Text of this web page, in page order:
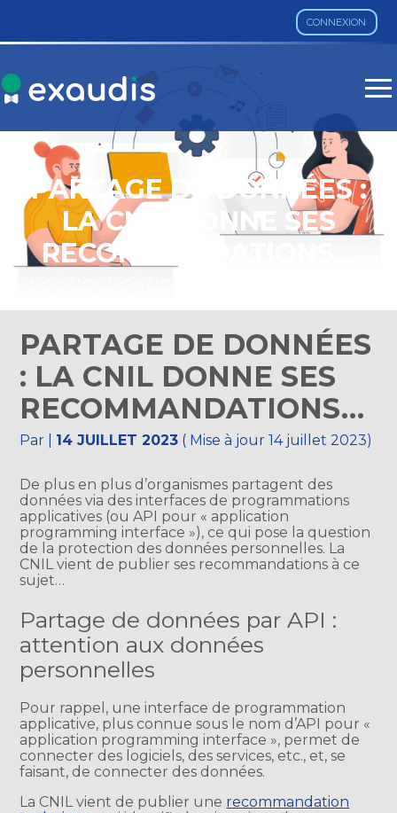
CONNEXION
Aller
PARTAGE DE DONNÉES :
LA CNIL DONNE SES
RECOMMANDATIONS…
PARTAGE DE DONNÉES
: LA CNIL DONNE SES
RECOMMANDATIONS…
Par 14 JUILLET 2023 ( Mise à jour 14 juillet 2023)
De plus en plus d’organismes partagent des
données via des interfaces de programmations
applicatives (ou API pour « application
programming interface »), ce qui pose la question
de la protection des données personnelles. La
CNIL vient de publier ses recommandations à ce
sujet…
Partage de données par API :
attention aux données
personnelles
Pour rappel, une interface de programmation
applicative, plus connue sous le nom d’API pour «
application programming interface », permet de
connecter des logiciels, des services, etc., et, se
faisant, de connecter des données.
La CNIL vient de publier une recommandation